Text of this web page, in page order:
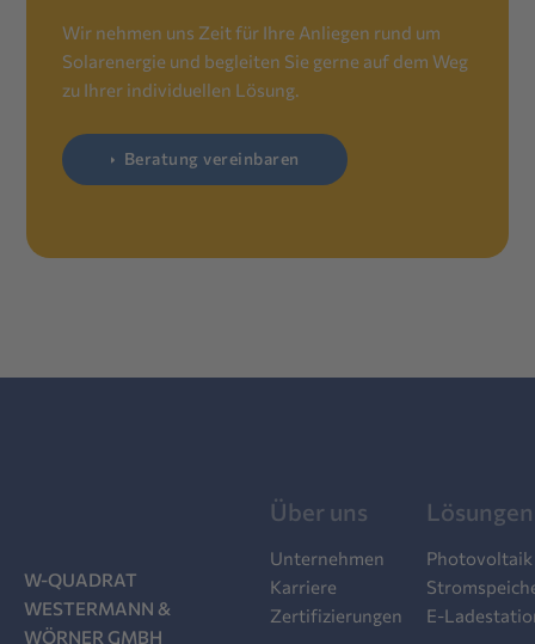
Wir nehmen uns Zeit für Ihre Anliegen rund um
Solarenergie und begleiten Sie gerne auf dem Weg
zu Ihrer individuellen Lösung.
Beratung vereinbaren
W-QUADRAT
WESTERMANN &
WÖRNER GMBH
Über uns
Unternehmen
Karriere
Zertifizierungen
Lösungen
Photovoltaik
E-